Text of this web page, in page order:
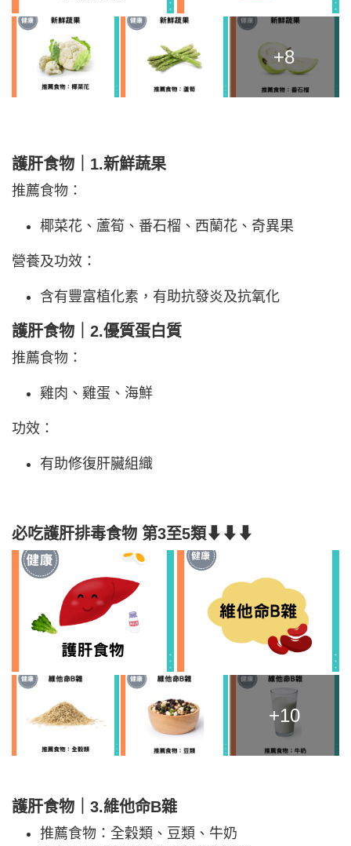
+8
護肝食物｜1.新鮮蔬果
推薦食物：
椰菜花、蘆筍、番石榴、西蘭花、奇異果
營養及功效：
含有豐富植化素，有助抗發炎及抗氧化
護肝食物｜2.優質蛋白質
推薦食物：
雞肉、雞蛋、海鮮
功效：
有助修復肝臟組織
必吃護肝排毒食物 第3至5類⬇⬇⬇
+10
護肝食物｜3.維他命B雜
推薦食物：全穀類、豆類、牛奶